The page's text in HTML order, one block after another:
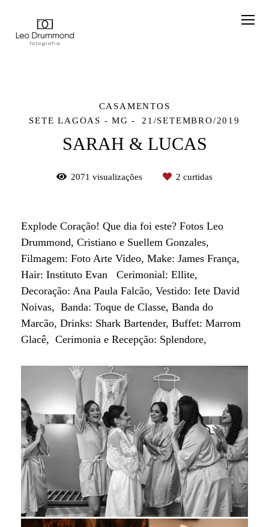
CASAMENTOS
SETE LAGOAS - MG
21/SETEMBRO/2019
SARAH & LUCAS
2071 visualizações 2 curtidas
Explode Coração! Que dia foi este? Fotos Leo
Drummond, Cristiano e Suellem Gonzales,
Filmagem: Foto Arte Video, Make: James França,
Hair: Instituto Evan Cerimonial: Ellite,
Decoração: Ana Paula Falcão, Vestido: Iete David
Noivas, Banda: Toque de Classe, Banda do
Marcão, Drinks: Shark Bartender, Buffet: Marrom
Glacê, Cerimonia e Recepção: Splendore,